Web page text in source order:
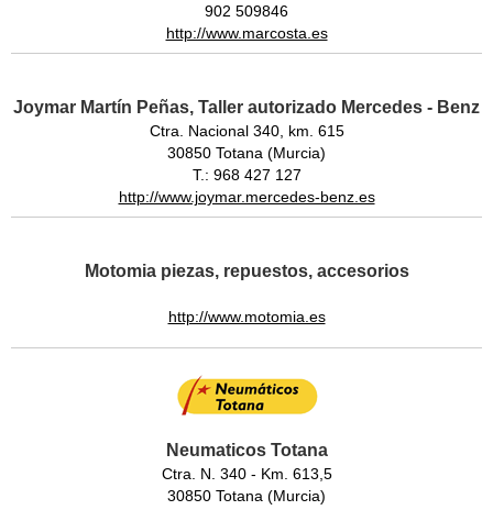
902 509846
http://www.marcosta.es
Joymar Martín Peñas, Taller autorizado Mercedes - Benz
Ctra. Nacional 340, km. 615
30850 Totana (Murcia)
T.: 968 427 127
http://www.joymar.mercedes-benz.es
Motomia piezas, repuestos, accesorios
http://www.motomia.es
Neumaticos Totana
Ctra. N. 340 - Km. 613,5
30850 Totana (Murcia)